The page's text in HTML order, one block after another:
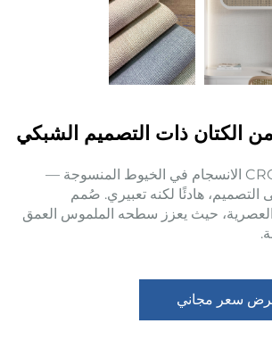
الكتان ذات التصميم الشبكي
يُجسّد CROSSWEAVE الانسجام في الخيوط المنسوجة —
التصميم، هادئًا لكنه تعبيري. صُمم
العصرية، حيث يعزز سطحه الملموس العمق
سعر مجاني